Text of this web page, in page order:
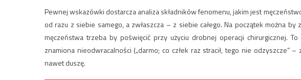
Pewnej wskazówki dostarcza analiza składników fenomenu, jakim jest
od razu z siebie samego, a zwłaszcza – z siebie całego. Na początek można
męczeństwa trzeba by poświęcić przy użyciu drobnej operacji chirurgicznej.
znamiona nieodwracalności („darmo; co człek raz stracił, tego nie odzyszcze”
nawet duszę.